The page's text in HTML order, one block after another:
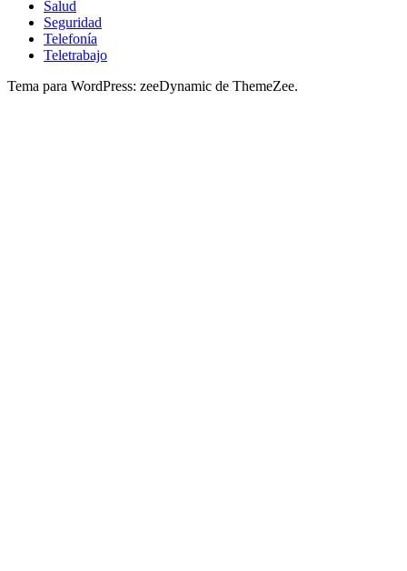
Salud
Seguridad
Telefonía
Teletrabajo
Tema para WordPress: zeeDynamic de ThemeZee.